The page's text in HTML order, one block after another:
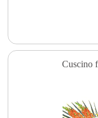
Cuscino